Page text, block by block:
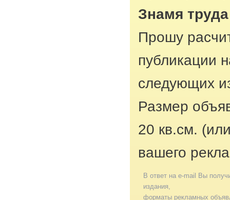
Знамя труда
Прошу
публикации
следующих
Размер
20 кв.см.
вашего
В ответ на e-mail Вы
издания,
форматы рекламных